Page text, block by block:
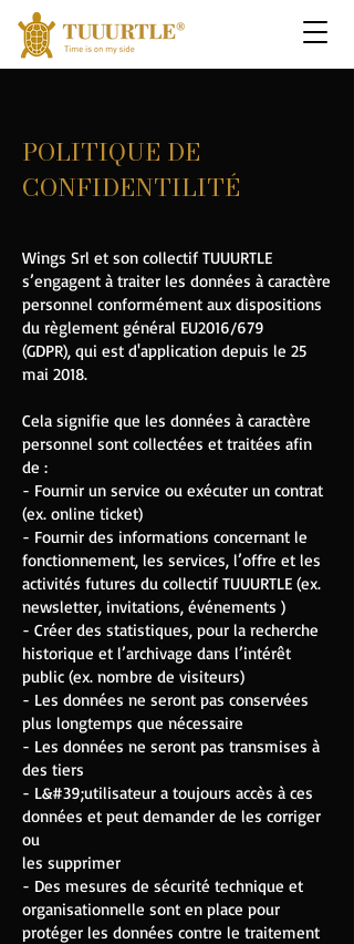
POLITIQUE DE
CONFIDENTILITÉ
Wings Srl et son collectif TUUURTLE
s’engagent à traiter les données à caractère
personnel conformément aux dispositions
du règlement général EU2016/679
(GDPR), qui est d'application depuis le 25
mai 2018.
Cela signifie que les données à caractère
personnel sont collectées et traitées afin
de :
- Fournir un service ou exécuter un contrat
(ex. online ticket)
- Fournir des informations concernant le
fonctionnement, les services, l’offre et les
activités futures du collectif TUUURTLE (ex.
newsletter, invitations, événements )
- Créer des statistiques, pour la recherche
historique et l’archivage dans l’intérêt
public (ex. nombre de visiteurs)
- Les données ne seront pas conservées
plus longtemps que nécessaire
- Les données ne seront pas transmises à
des tiers
- L&#39;utilisateur a toujours accès à ces
données et peut demander de les corriger
ou
les supprimer
- Des mesures de sécurité technique et
organisationnelle sont en place pour
protéger les données contre le traitement